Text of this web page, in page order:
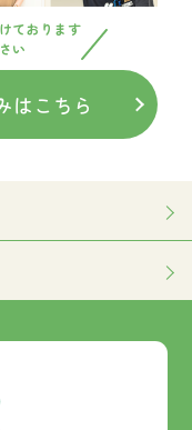
ております
い
はこちら